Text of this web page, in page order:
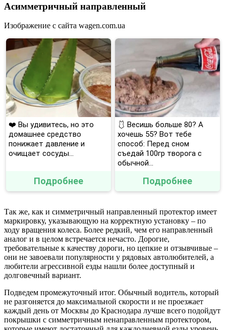
Асимметричный направленный
Изображение с сайта wagen.com.ua
❤️ Вы удивитесь, но это
домашнее средство
понижает давление и
очищает сосуды...
Подробнее
🩱 Весишь больше 80? А
хочешь 55? Вот тебе
способ: Перед сном
съедай 100гр творога с
обычной...
Подробнее
Так же, как и симметричный направленный протектор имеет
маркировку, указывающую на корректную установку – по
ходу вращения колеса. Более редкий, чем его направленный
аналог и в целом встречается нечасто. Дорогие,
требовательные к качеству дороги, но цепкие и отзывчивые –
они не завоевали популярности у рядовых автолюбителей, а
любители агрессивной езды нашли более доступный и
долговечный вариант.
Подведем промежуточный итог. Обычный водитель, который
не разгоняется до максимальной скорости и не проезжает
каждый день от Москвы до Краснодара лучше всего подойдут
покрышки с симметричным ненаправленным протектором,